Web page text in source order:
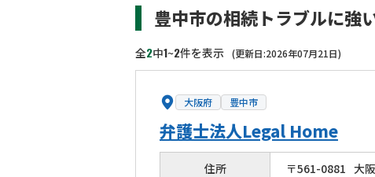
贈与税
生前対策
豊中市の相続トラブルに強
全2中1~2件を表示 (更新日:2026年07月21日)
大阪府 豊中市
弁護士法人Legal Home
住所 〒561-0881 大